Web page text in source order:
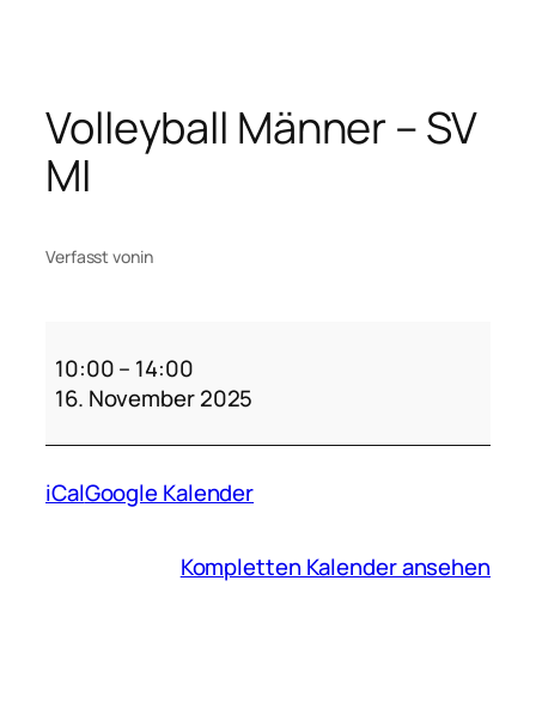
springen
Volleyball Männer – SV
MI
Verfasst vonin
Männer
MI
10:00– 14:00
16. November 2025
iCalGoogle Kalender
Kompletten Kalender ansehen